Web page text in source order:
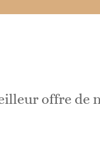
offre de